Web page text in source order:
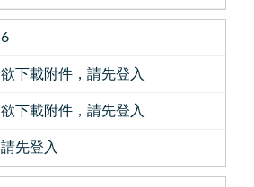
6
欲下載附件，請先登入
欲下載附件，請先登入
請先登入